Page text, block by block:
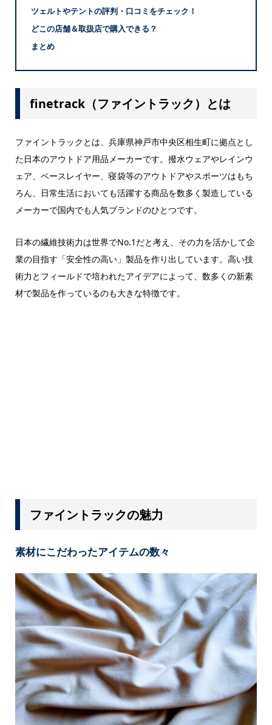
ツェルトやテントの評判・口コミをチェック！
どこの店舗＆取扱店で購入できる？
まとめ
finetrack（ファイントラック）とは
ファイントラックとは、兵庫県神戸市中央区相生町に拠点とし
た日本のアウトドア用品メーカーです。撥水ウェアやレインウ
ェア、ベースレイヤー、寝袋等のアウトドアやスポーツはもち
ろん、日常生活においても活躍する商品を数多く製造している
メーカーで国内でも人気ブランドのひとつです。
日本の繊維技術力は世界でNo.1だと考え、その力を活かして企
業の目指す「安全性の高い」製品を作り出しています。高い技
術力とフィールドで培われたアイデアによって、数多くの新素
材で製品を作っているのも大きな特徴です。
ファイントラックの魅力
素材にこだわったアイテムの数々